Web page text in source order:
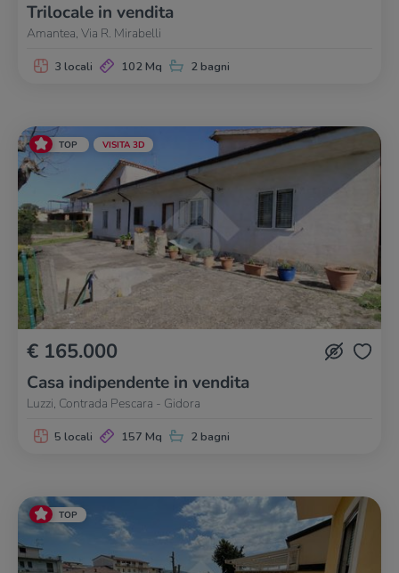
Trilocale in vendita
Amantea, Via R. Mirabelli
3 locali 102 Mq 2 bagni
TOP VISITA 3D
€ 165.000
Casa indipendente in vendita
Luzzi, Contrada Pescara - Gidora
5 locali 157 Mq 2 bagni
TOP